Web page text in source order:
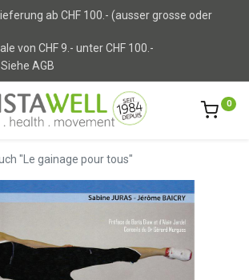
ab CHF 100.- (ausser grosse oder
von CHF 9.- unter CHF 100.-
Siehe AGB
0
"Le gainage pour tous"